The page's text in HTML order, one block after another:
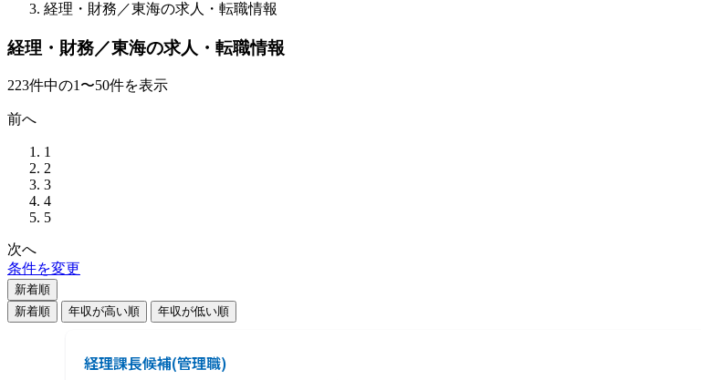
経理・財務／東海の求人・転職情報
経理・財務／東海の求人・転職情報
223件中の1〜50件を表示
前へ
1
2
3
4
5
次へ
条件を変更
新着順
新着順
年収が高い順 年収が低い順
経理課⾧候補(管理職)